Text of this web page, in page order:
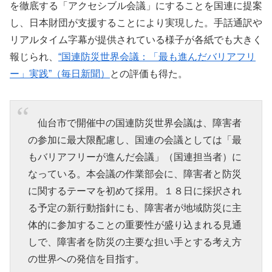
を徹底する「アクセシブル会議」にすることを国連に提案
し、日本財団が支援することにより実現した。手話通訳や
リアルタイム字幕が提供されている様子が各紙でも大きく
報じられ、 “国連防災世界会議：「最も進んだバリアフリ
ー」実践”（毎日新聞）
との評価も得た。
仙台市で開催中の国連防災世界会議は、障害者
の参加に最大限配慮し、国連の会議としては「最
もバリアフリーが進んだ会議」（国連担当者）に
なっている。本会議の作業部会に、障害者と防災
に関するテーマを初めて採用。１８日に採択され
る予定の新行動指針にも、障害者が地域防災に主
体的に参加することの重要性が盛り込まれる見通
しで、障害者を防災の主要な担い手とする考え方
の世界への発信を目指す。